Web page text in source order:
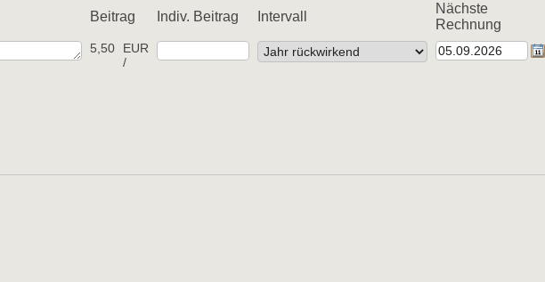
Beitrag Indiv. Beitrag Intervall
Nächste
Rechnung
5,50
EUR
/